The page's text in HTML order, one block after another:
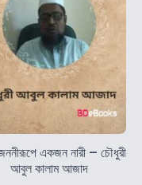
একজন নারী – চৌধুরী
আবুল কালাম আজাদ